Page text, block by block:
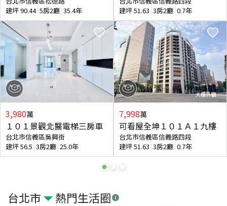
台北市 熱門生活圈
建坪90.44 5房2廳 35.4年
3,980萬
１０１景觀北醫電梯三房車
台北市信義區吳興街
建坪56.5 3房2廳 25.0年
建坪51.63 3房2廳 0.7年
7,998萬
可看屋全坤１０１Ａ１九樓
台北市信義區信義路四段
建坪51.63 3房2廳 0.7年